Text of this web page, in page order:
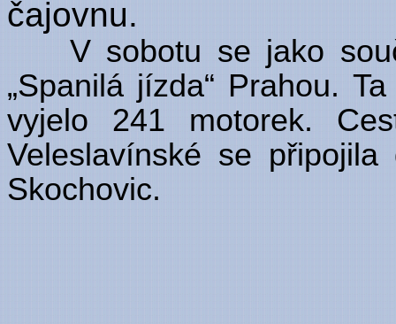
čajovnu.
V sobotu se jako
„Spanilá jízda“ Prahou.
vyjelo 241 motorek.
Veleslavínské se
Skochovic.